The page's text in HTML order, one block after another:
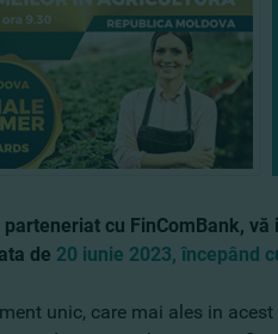
parteneriat cu FinComBank,
de 20 iunie 2023, începând
unic, care mai ales in